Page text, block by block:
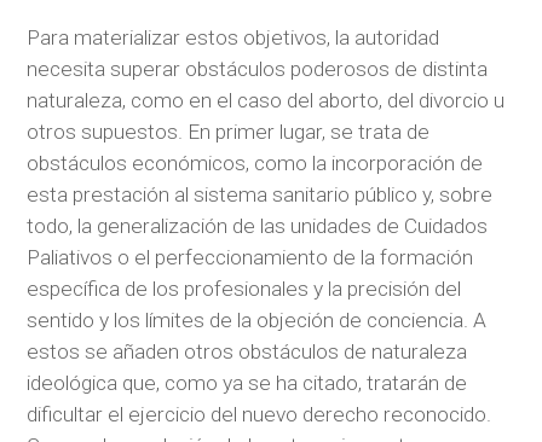
Para materializar estos objetivos, la autoridad
necesita superar obstáculos poderosos de distinta
naturaleza, como en el caso del aborto, del divorcio u
otros supuestos. En primer lugar, se trata de
obstáculos económicos, como la incorporación de
esta prestación al sistema sanitario público y, sobre
todo, la generalización de las unidades de Cuidados
Paliativos o el perfeccionamiento de la formación
específica de los profesionales y la precisión del
sentido y los límites de la objeción de conciencia. A
estos se añaden otros obstáculos de naturaleza
ideológica que, como ya se ha citado, tratarán de
dificultar el ejercicio del nuevo derecho reconocido.